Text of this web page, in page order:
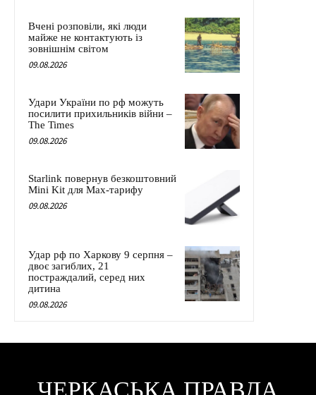
Вчені розповіли, які люди
майже не контактують із
зовнішнім світом
09.08.2026
Удари України по рф можуть
посилити прихильників війни –
The Times
09.08.2026
Starlink повернув безкоштовний
Mini Kit для Max-тарифу
09.08.2026
Удар рф по Харкову 9 серпня –
двоє загиблих, 21
постраждалий, серед них
дитина
09.08.2026